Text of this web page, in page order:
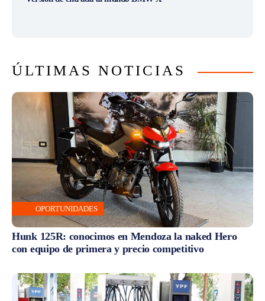
ÚLTIMAS NOTICIAS
OPORTUNIDADES
Hunk 125R: conocimos en Mendoza la naked Hero
con equipo de primera y precio competitivo